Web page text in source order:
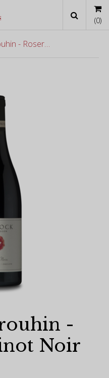
Domaine Drouhin - Roserock Pinot Noir 2023
-
Noir
(0)